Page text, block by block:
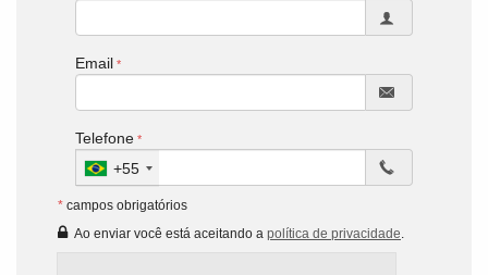
Email
Telefone
+55
* campos obrigatórios
Ao enviar você está aceitando a política de privacidade.